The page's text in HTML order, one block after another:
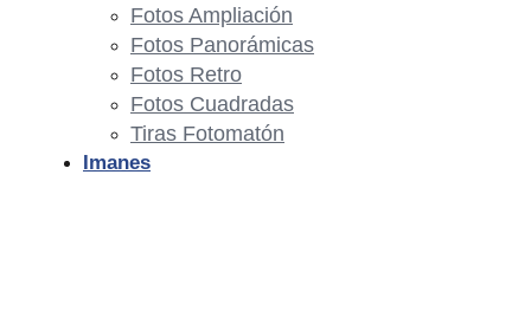
Fotos Ampliación
Fotos Panorámicas
Fotos Retro
Fotos Cuadradas
Tiras Fotomatón
Imanes